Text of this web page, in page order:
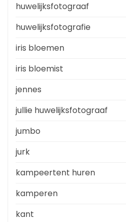
huwelijksfotograaf
huwelijksfotografie
iris bloemen
iris bloemist
jennes
jullie huwelijksfotograaf
jumbo
jurk
kampeertent huren
kamperen
kant